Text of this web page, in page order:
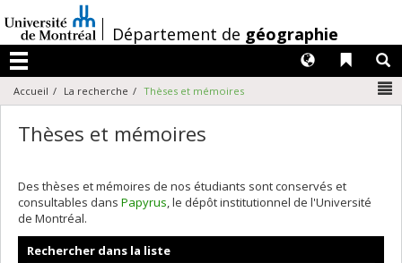
au
contenu
/Département de géographie
Menu
Liens
Langues
Accueil La recherche Thèses et mémoires
Thèses et mémoires
Des thèses et mémoires de nos étudiants sont conservés et
consultables dans Papyrus, le dépôt institutionnel de l'Université
de Montréal.
Rechercher dans la liste